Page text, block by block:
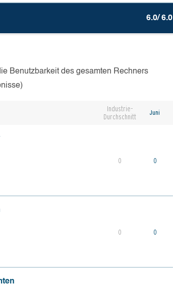
6.0/ 6.0
Benutzbarkeit des gesamten Rechners
Industrie-
Durchschnitt
Juni
0 0
0 0